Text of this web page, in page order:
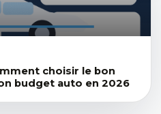
choisir le bon
budget auto en 2026